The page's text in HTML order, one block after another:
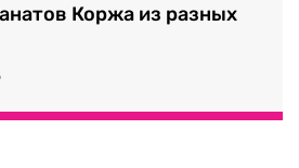
Коржа из разных